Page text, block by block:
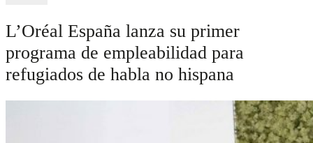
L’Oréal España lanza su primer
programa de empleabilidad para
refugiados de habla no hispana